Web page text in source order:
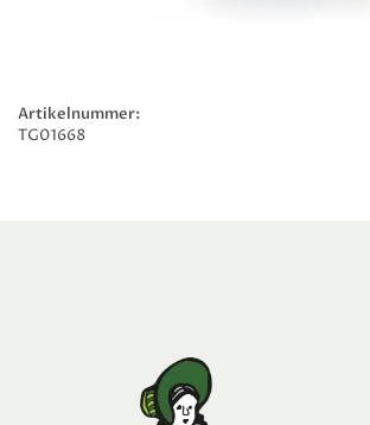
Artikelnummer:
TG01668